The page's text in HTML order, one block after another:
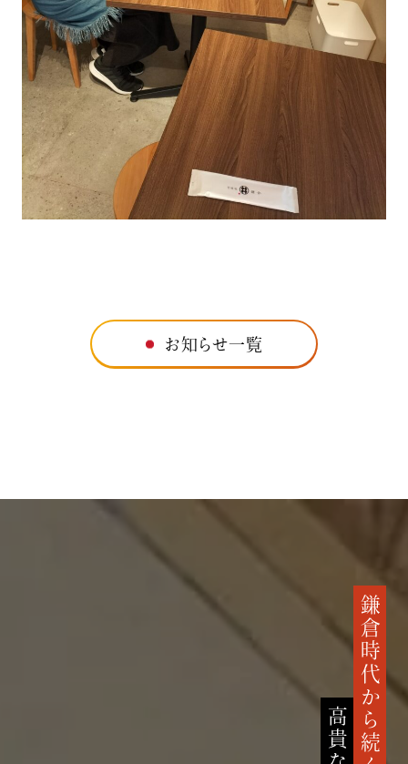
お知らせ一覧
鎌倉時代から続く